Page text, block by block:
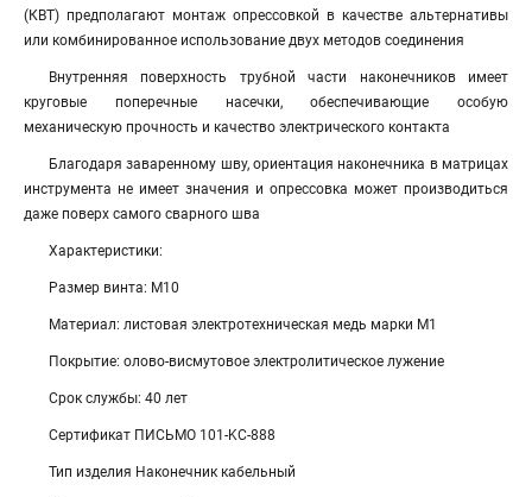
(КВТ) предполагают монтаж опрессовкой в качестве альтернативы
или комбинированное использование двух методов соединения
Внутренняя поверхность трубной части наконечников имеет
круговые поперечные насечки, обеспечивающие особую
механическую прочность и качество электрического контакта
Благодаря заваренному шву, ориентация наконечника в матрицах
инструмента не имеет значения и опрессовка может производиться
даже поверх самого сварного шва
Характеристики:
Размер винта: М10
Материал: листовая электротехническая медь марки М1
Покрытие: олово-висмутовое электролитическое лужение
Срок службы: 40 лет
Сертификат ПИСЬМО 101-KC-888
Тип изделия Наконечник кабельный